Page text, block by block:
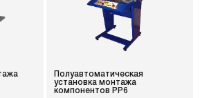
Полуавтоматическая
установка монтажа
компонентов PP6